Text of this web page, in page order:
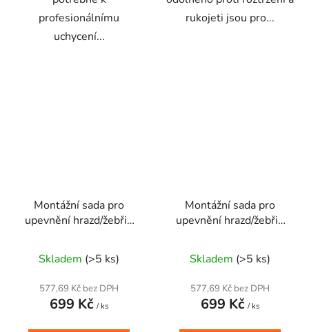
profesionálnímu
uchycení...
rukojeti jsou pro...
Montážní sada pro
upevnění hrazd/žebřin
určeno pro plné
materiályhodnocení
produktu
je
Skladem (>5 ks)
577,69 Kč bez DPH
699 Kč / ks
Montážní sada pro
upevnění hrazd/žebřin
určeno pro plné
materiályhodnocení
produktu
je
Skladem (>5 ks)
577,69 Kč bez DPH
699 Kč / ks